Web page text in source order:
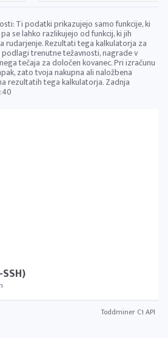
Toddminer C1 API
Ti podatki prikazujejo samo funkcije, ki
se lahko razlikujejo od funkcij, ki jih
rudarjenje. Rezultati tega kalkulatorja za
trenutne težavnosti, nagrade v
tečaja za določen kovanec. Pri izračunu
zato tvoja nakupna ali naložbena
rezultatih tega kalkulatorja. Zadnja